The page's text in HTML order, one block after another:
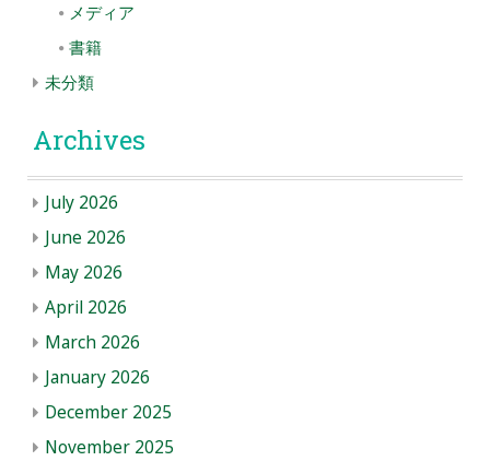
メディア
書籍
未分類
Archives
July 2026
June 2026
May 2026
April 2026
March 2026
January 2026
December 2025
November 2025